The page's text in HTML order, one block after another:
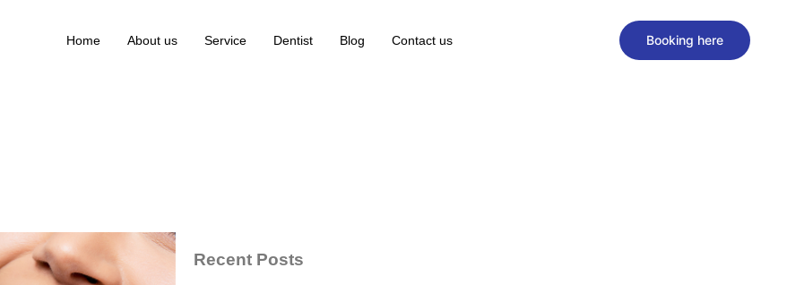
Home About us Service Dentist Blog Contact us Booking here
Recent Posts